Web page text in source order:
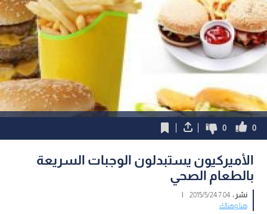
0
0
الأميركيون يستبدلون الوجبات السريعة
بالطعام الصحي
نشر :7:04 2015/5/24
|
هنا وهناك